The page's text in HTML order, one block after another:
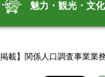
魅力・観光・文化
載】関係人口調査事業業